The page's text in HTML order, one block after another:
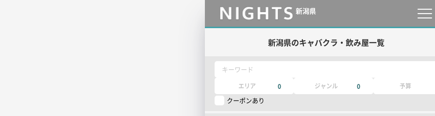
新潟県
新潟県のキャバクラ・飲み屋一覧
キーワード
エリア 0 ジャンル 0 予算
クーポンあり